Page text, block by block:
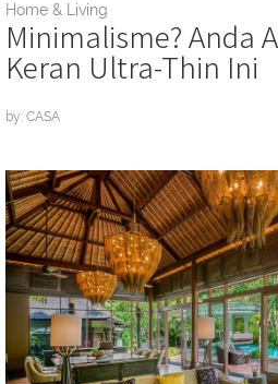
Home & Living
Minimalisme? Anda
Keran Ultra-Thin Ini
by: CASA